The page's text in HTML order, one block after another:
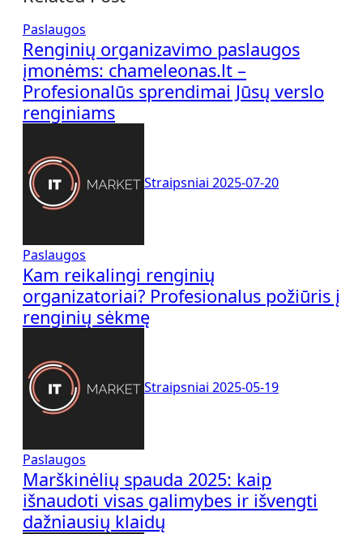
Paslaugos
Renginių organizavimo paslaugos
įmonėms: chameleonas.lt –
Profesionalūs sprendimai Jūsų verslo
renginiams
Straipsniai 2025-07-20
Paslaugos
Kam reikalingi renginių
organizatoriai? Profesionalus požiūris į
renginių sėkmę
Straipsniai 2025-05-19
Paslaugos
Marškinėlių spauda 2025: kaip
išnaudoti visas galimybes ir išvengti
dažniausių klaidų